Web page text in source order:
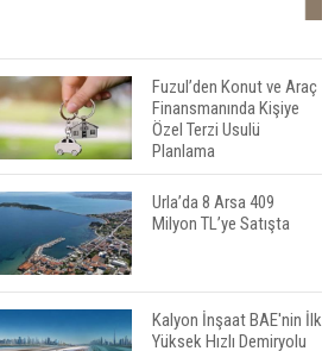
Fuzul’den Konut ve Araç
Finansmanında Kişiye
Özel Terzi Usulü
Planlama
Urla’da 8 Arsa 409
Milyon TL’ye Satışta
Kalyon İnşaat BAE'nin İlk
Yüksek Hızlı Demiryolu